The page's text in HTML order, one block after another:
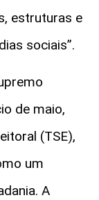
estruturas e
sociais”.
de maio,
(TSE),
um
A